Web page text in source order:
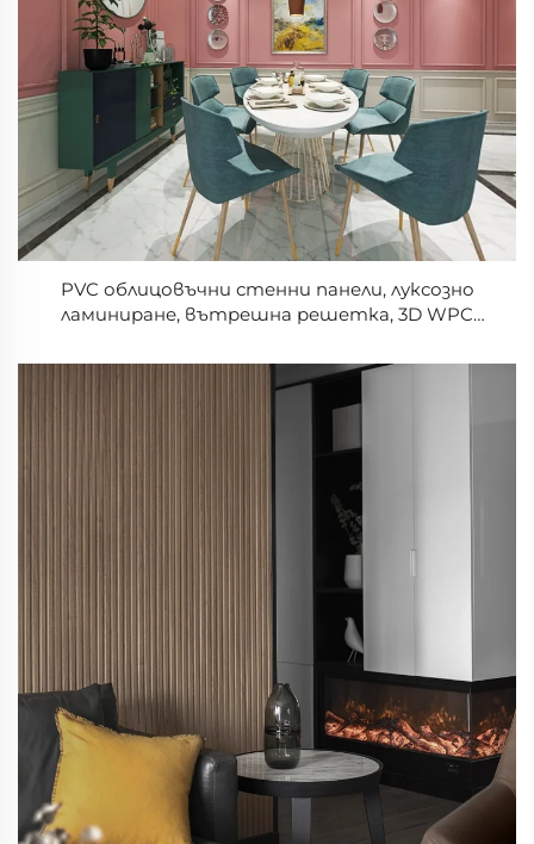
PVC облицовъчни стенни панели, луксозно
ламиниране, вътрешна решетка, 3D WPC
пластмасови композитни панели